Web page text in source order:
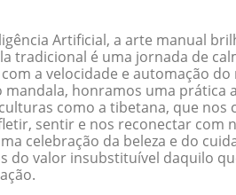
Artificial, a arte manual
tradicional é uma jornada de
a velocidade e automação
mandala, honramos uma prática
como a tibetana, que nos
sentir e nos reconectar com
celebração da beleza e do
do valor insubstituível daquilo